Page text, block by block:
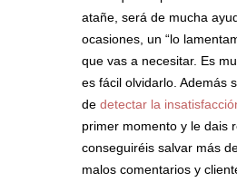
atañe, será de mucha
ocasiones, un “lo
que vas a necesitar. Es
es fácil olvidarlo. Además
de detectar la
primer momento y le dais
conseguiréis salvar más
malos comentarios y